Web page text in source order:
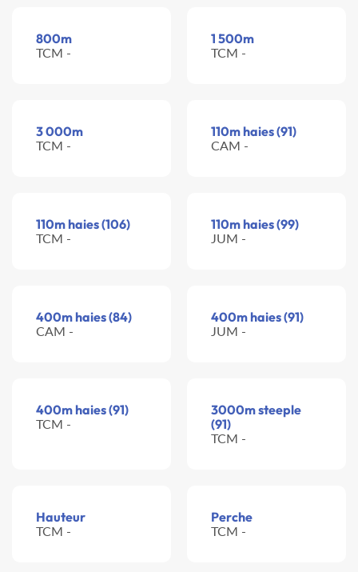
800m
TCM -
1 500m
TCM -
3 000m
TCM -
110m haies (91)
CAM -
110m haies (106)
TCM -
110m haies (99)
JUM -
400m haies (84)
CAM -
400m haies (91)
JUM -
400m haies (91)
TCM -
3000m steeple
(91)
TCM -
Hauteur
TCM -
Perche
TCM -